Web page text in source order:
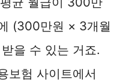
(300만원 × 3개월
을 수 있는 거죠.
보험 사이트에서